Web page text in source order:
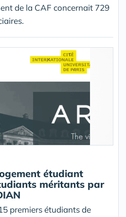
de la CAF concernait 729
étudiant
méritants par
premiers étudiants de